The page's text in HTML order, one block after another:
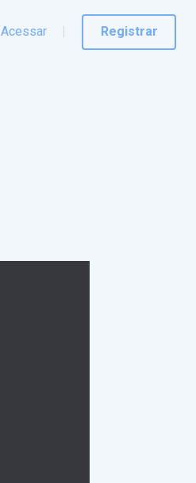
Acessar Registrar